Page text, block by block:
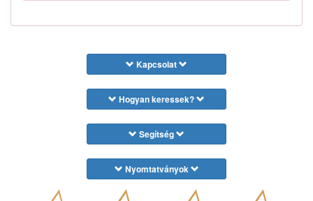
Kapcsolat
Hogyan keressek?
Segítség
Nyomtatványok